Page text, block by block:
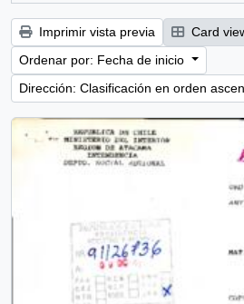
Imprimir vista previa Card
Ordenar por: Fecha de inicio
Dirección: Clasificación en orden